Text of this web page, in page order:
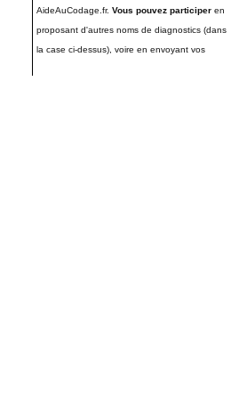
AideAuCodage.fr. Vous pouvez participer en
proposant d'autres noms de diagnostics (dans
la case ci-dessus), voire en envoyant vos